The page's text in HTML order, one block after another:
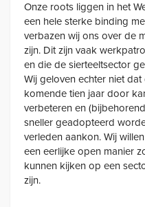
Onze roots liggen in het
een hele sterke binding
verbazen wij ons over de
zijn. Dit zijn vaak
en die de sierteeltsector
Wij geloven echter niet
komende tien jaar door
verbeteren en
sneller geadopteerd
verleden aankon. Wij
een eerlijke open manier
kunnen kijken op een
zijn.